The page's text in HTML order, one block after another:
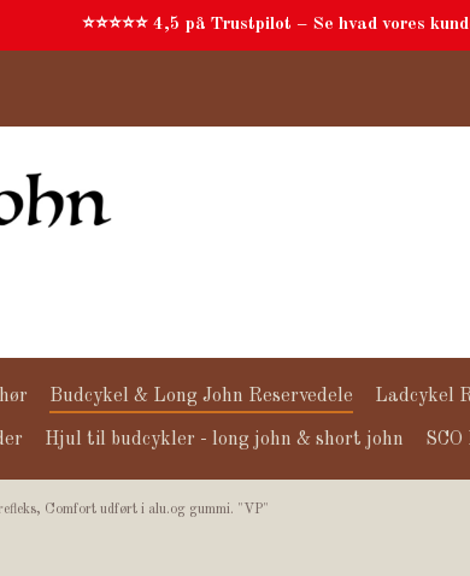
⭐⭐⭐⭐⭐ 4,5 på Trustpilot – Se hvad vores
Budcykel & Long John Reservedele Ladcykel
Hjul til budcykler - long john & short john
refleks, Comfort udført i alu.og gummi. "VP"